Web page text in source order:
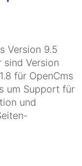
Version 9.5
Version
für OpenCms
um Support für
und